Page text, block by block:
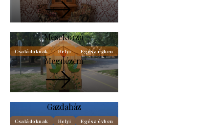
MeseKorzó
Családoknak Helyi Egész évben
Megnézem
Gazdaház
Családoknak Helyi Egész évben